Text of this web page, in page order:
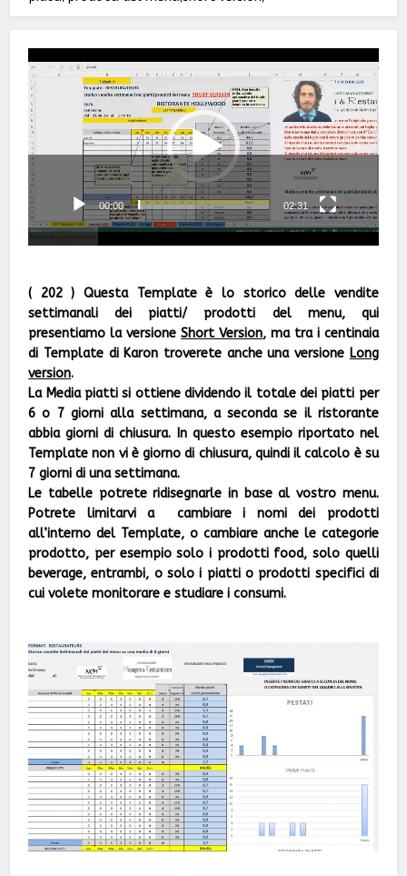
Player
00:00 02:31
( 202 ) Questa Template è lo storico delle vendite
settimanali dei piatti/ prodotti del menu, qui
presentiamo la versioneShort Version, ma tra i centinaia
di Template di Karon troverete anche una versione Long
version.
La Media piatti si ottiene dividendo il totale dei piatti per
6 o 7 giorni alla settimana, a seconda se il ristorante
abbia giorni di chiusura. In questo esempio riportato nel
Template non vi è giorno di chiusura, quindi il calcolo è su
7 giorni di una settimana.
Le tabelle potrete ridisegnarle in base al vostro menu.
Potrete limitarvi a cambiare i nomi dei prodotti
all’interno del Template, o cambiare anche le categorie
prodotto, per esempio solo i prodotti food, solo quelli
beverage, entrambi, o solo i piatti o prodotti specifici di
cui volete monitorare e studiare i consumi.